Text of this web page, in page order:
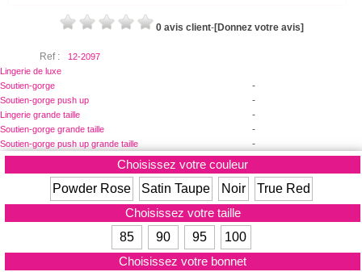
0 avis client-[Donnez votre avis]
Ref :
12-2097
Lingerie de luxe
-
Soutien-gorge
-
Soutien-gorge push up
-
Lingerie grande taille
-
Soutien-gorge grande taille
-
Soutien-gorge push up grande taille
Choisissez votre couleur
Powder Rose
Satin Taupe Noir
True Red
Choisissez votre taille
85
90 95
100
Choisissez votre bonnet